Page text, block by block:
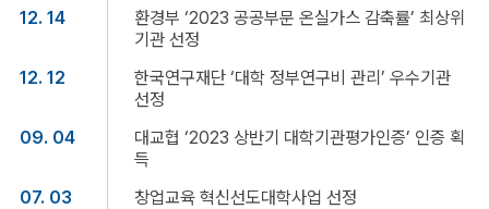
12. 14
환경부 ‘2023 공공부문 온실가스 감축률’ 최상위
기관 선정
12. 12
한국연구재단 ‘대학 정부연구비 관리’ 우수기관
선정
09. 04
대교협 ‘2023 상반기 대학기관평가인증’ 인증 획
득
07. 03
창업교육 혁신선도대학사업 선정